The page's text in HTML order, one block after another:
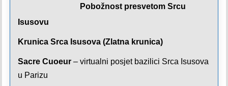
Pobožnost presvetom Srcu
Isusovu
Krunica Srca Isusova (Zlatna krunica)
Sacre Cuoeur – virtualni posjet bazilici Srca Isusova
u Parizu